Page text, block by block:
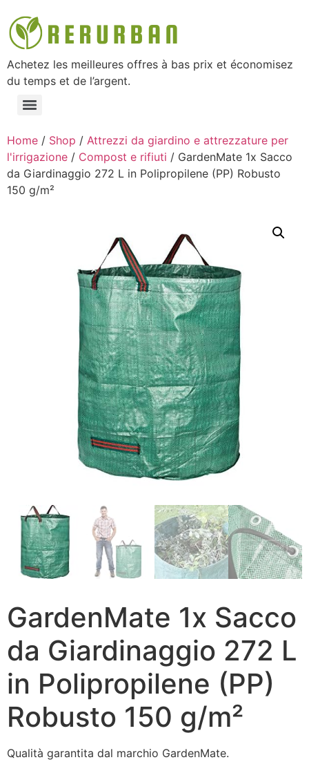
Achetez les meilleures offres à bas prix et économisez
du temps et de l’argent.
Home / Shop / Attrezzi da giardino e attrezzature per
l'irrigazione / Compost e rifiuti / GardenMate 1x Sacco
da Giardinaggio 272 L in Polipropilene (PP) Robusto
150 g/m²
GardenMate 1x Sacco
da Giardinaggio 272 L
in Polipropilene (PP)
Robusto 150 g/m²
Qualità garantita dal marchio GardenMate.